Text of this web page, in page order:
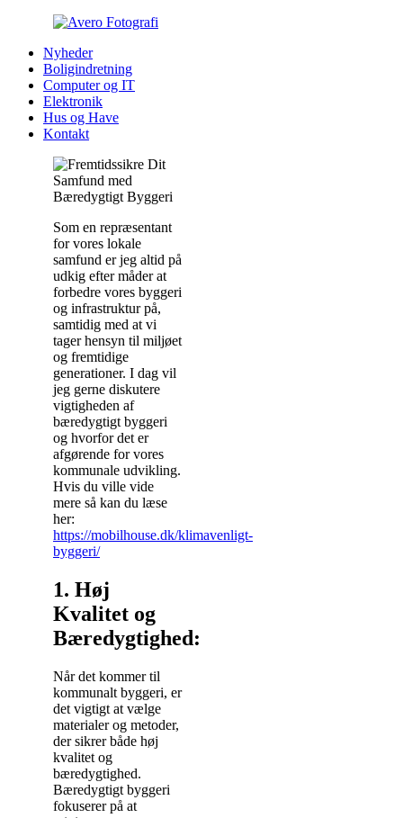
Nyheder
Boligindretning
Computer og IT
Elektronik
Hus og Have
Kontakt
Som en repræsentant
for vores lokale
samfund er jeg altid på
udkig efter måder at
forbedre vores byggeri
og infrastruktur på,
samtidig med at vi
tager hensyn til miljøet
og fremtidige
generationer. I dag vil
jeg gerne diskutere
vigtigheden af
bæredygtigt byggeri
og hvorfor det er
afgørende for vores
kommunale udvikling.
Hvis du ville vide
mere så kan du læse
her:
https://mobilhouse.dk/klimavenligt-
byggeri/
1. Høj
Kvalitet og
Bæredygtighed:
Når det kommer til
kommunalt byggeri, er
det vigtigt at vælge
materialer og metoder,
der sikrer både høj
kvalitet og
bæredygtighed.
Bæredygtigt byggeri
fokuserer på at